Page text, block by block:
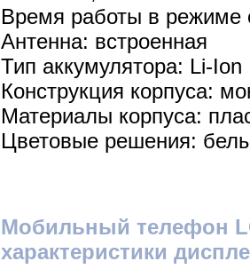
Время работы в режиме
Антенна: встроенная
Тип аккумулятора: Li-Ion
Конструкция корпуса:
Материалы корпуса:
Цветовые решения:
Мобильный телефон
характеристики